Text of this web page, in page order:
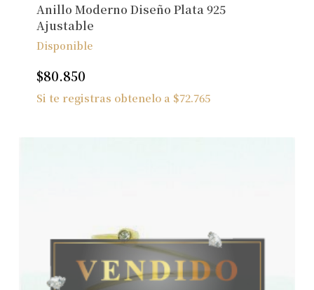
Anillo Moderno Diseño Plata 925
Ajustable
Disponible
$80.850
Si te registras obtenelo a $72.765